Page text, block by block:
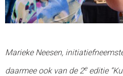
Marieke Neesen,
daarmee ook van de 2eeditie